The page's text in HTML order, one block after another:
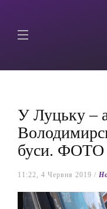
У Луцьку –
буси. ФОТО
11:22, 4 Червня 2019 /